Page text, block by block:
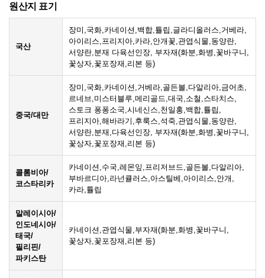
원산지 표기
국산
장미,국화,카네이션,백합,튤립,글라디올러스,거베라,
아이리스,프리지아,카라,안개꽃,관엽식물,동양란,
서양란,분재 다육선인장, 부자재(화분,화병,꽃바구니,
꽃상자,꽃포장재,리본 등)
중국/대만
장미,국화,카네이션,거베라,골든볼,다알리아,금어초,
르네브,미스터블루,메리골드,대국,소철,스타치스,
스토크 퐁퐁소국,시네신스,천일홍,백합,튤립,
프리지아,해바라기,후룩스,석죽,관엽식물,동양란,
서양란,분재,다육선인장, 부자재(화분,화병,꽃바구니,
꽃상자,꽃포장재,리본 등)
콜롬비아/
코스타리카
카네이션,수국,레몬잎,프리저브드,골든볼,다알리아,
부바르디아,라넌큘러스,아스틸베,아이리스,안개,
카라,튤립
말레이시아/
인도네시아/
태국/
필리핀/
파키스탄
카네이션,관엽식물,부자재(화분,화병,꽃바구니,
꽃상자,꽃포장재,리본 등)